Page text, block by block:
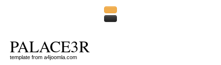
PALACE3R
template from a4joomla.com